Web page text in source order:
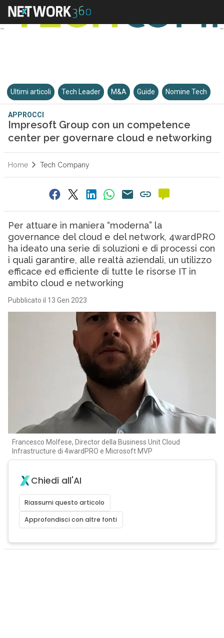
Ultimi articoli Tech Leader M&A Guide Nomine Tech
APPROCCI
Impresoft Group con un competence
center per governare cloud e networking
Home Tech Company
Per attuare in maniera “moderna” la
governance del cloud e del network, 4wardPRO
ha ideato una serie di soluzioni e di processi con
i quali garantire, alle realtà aziendali, un utilizzo
efficace ed efficiente di tutte le risorse IT in
ambito cloud e networking
Pubblicato il 13 Gen 2023
Francesco Molfese, Director della Business Unit Cloud
Infrastructure di 4wardPRO e Microsoft MVP
Chiedi all'AI
Riassumi questo articolo
Approfondisci con altre fonti